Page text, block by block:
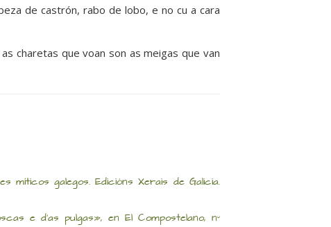
de castrón, rabo de lobo, e no cu a cara
charetas que voan son as meigas que van
míticos galegos. Edicións Xerais de Galicia.
e d'as pulgas», en El Compostelano, nº